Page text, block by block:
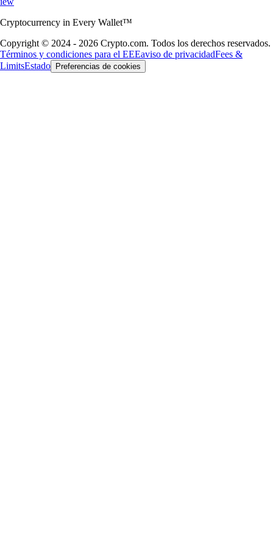
Cryptocurrency in Every Wallet™
Copyright © 2024 - 2026 Crypto.com. Todos los derechos reservados.
Términos y condiciones para el EEEaviso de privacidadFees &
LimitsEstado Preferencias de cookies